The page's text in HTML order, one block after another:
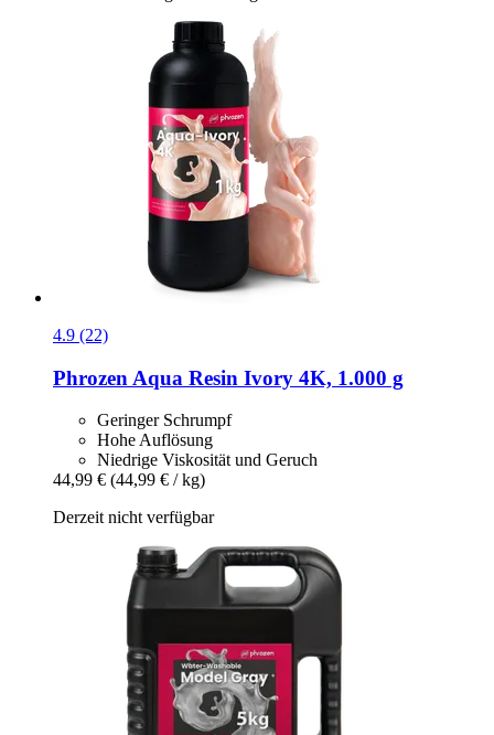
4.9 (22)
Phrozen Aqua Resin Ivory 4K, 1.000 g
Geringer Schrumpf
Hohe Auflösung
Niedrige Viskosität und Geruch
44,99 € (44,99 € / kg)
Derzeit nicht verfügbar